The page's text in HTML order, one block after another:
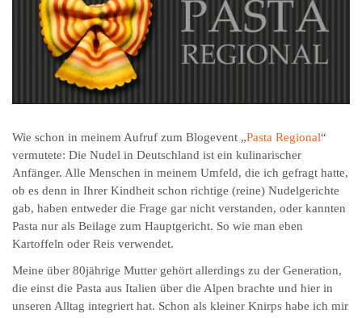
Wie schon in meinem Aufruf zum Blogevent „Pasta Regional“
vermutete: Die Nudel in Deutschland ist ein kulinarischer
Anfänger. Alle Menschen in meinem Umfeld, die ich gefragt hatte,
ob es denn in Ihrer Kindheit schon richtige (reine) Nudelgerichte
gab, haben entweder die Frage gar nicht verstanden, oder kannten
Pasta nur als Beilage zum Hauptgericht. So wie man eben
Kartoffeln oder Reis verwendet.
Meine über 80jährige Mutter gehört allerdings zu der Generation,
die einst die Pasta aus Italien über die Alpen brachte und hier in
unseren Alltag integriert hat. Schon als kleiner Knirps habe ich mir